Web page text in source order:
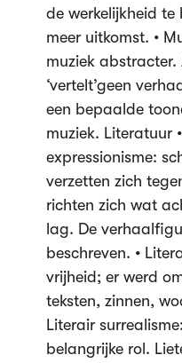
de werkelijkheid
meer uitkomst. •
muziek abstracter.
‘vertelt’geen
een bepaalde
muziek. Literatuur
expressionisme:
verzetten zich
richten zich wat
lag. De
beschreven. •
vrijheid; er werd
teksten, zinnen,
Literair
belangrijke rol.